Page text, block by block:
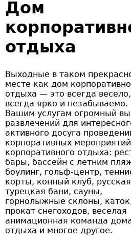
Дом
отдыха
Выходные в таком
месте как дом
отдыха — это всегда весело,
всегда ярко и незабываемо.
Вашим услугам огромный
развлечений для
активного досуга
корпоративных
корпоративного отдыха:
бары, бассейн с летним
боулинг, гольф-центр,
корты, конный клуб,
турецкая бани, сауны,
горнолыжные склоны,
прокат снегоходов, веселая
анимационная команда
отдыха и многое другое.